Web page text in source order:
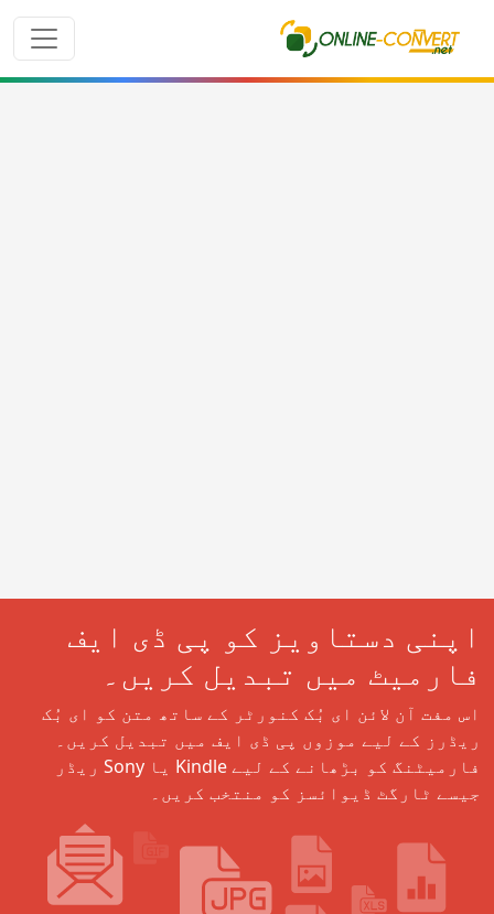
اپنی دستاویز کو پی ڈی ایف
فارمیٹ میں تبدیل کریں۔
اس مفت آن لائن ای بُک کنورٹر کے ساتھ متن کو ای بُک
ریڈرز کے لیے موزوں پی ڈی ایف میں تبدیل کریں۔
فارمیٹنگ کو بڑھانے کے لیے Kindle یا Sony ریڈر
جیسے ٹارگٹ ڈیوائسز کو منتخب کریں۔